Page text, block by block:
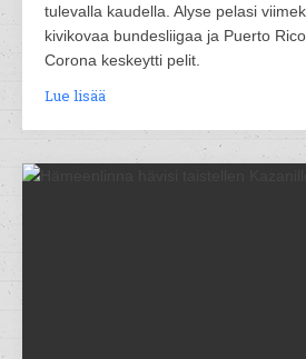
tulevalla kaudella. Alyse pelasi
kivikovaa bundesliigaa ja Puerto
Corona keskeytti pelit.
Lue lisää